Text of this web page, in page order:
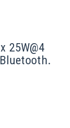
25W@4